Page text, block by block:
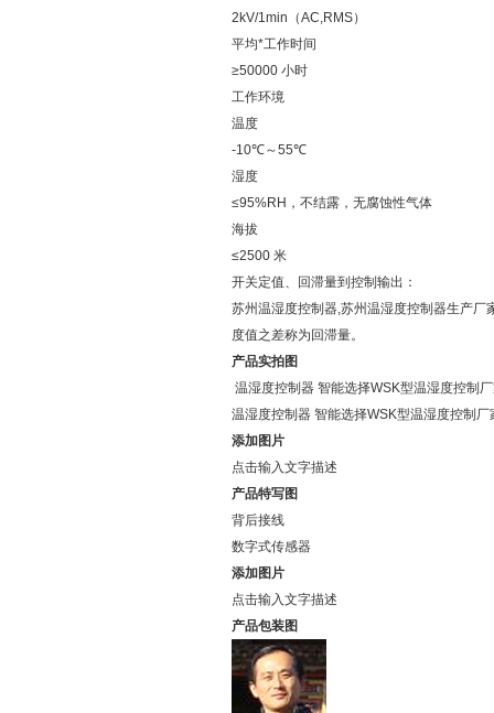
2kV/1min（AC,RMS）
平均*工作时间
≥50000 小时
工作环境
温度
-10℃～55℃
湿度
≤95%RH，不结露，无腐蚀性气体
海拔
≤2500 米
开关定值、回滞量到控制输出：
苏州温湿度控制器,苏州温湿度控制器生产
度值之差称为回滞量。
产品实拍图
温湿度控制器 智能选择WSK型温湿度控制
温湿度控制器 智能选择WSK型温湿度控制
添加图片
点击输入文字描述
产品特写图
背后接线
数字式传感器
添加图片
点击输入文字描述
产品包装图